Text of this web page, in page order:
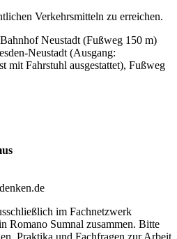
Verkehrsmitteln zu erreichen.
Neustadt (Fußweg 150 m)
Neustadt (Ausgang:
mit Fahrstuhl ausgestattet), Fußweg
im Fachnetzwerk
Romano Sumnal zusammen. Bitte